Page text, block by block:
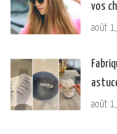
vos
août
août